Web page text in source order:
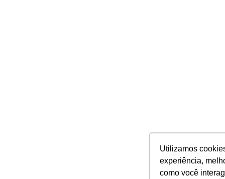
Utilizamos
experiência,
como você